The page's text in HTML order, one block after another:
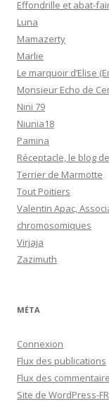
Effondrille et abat-
Luna
Mamazerty
Marlie
Le marquoir d’Elise
Monsieur Echo de
Nini 79
Niunia18
Pamina
Réceptacle, le blog
Terrier de Marmotte
Tout Poitiers
Valentin Apac,
chromosomiques
Virjaja
Zazimuth
MÉTA
Connexion
Flux des publications
Flux des
Site de WordPress-FR